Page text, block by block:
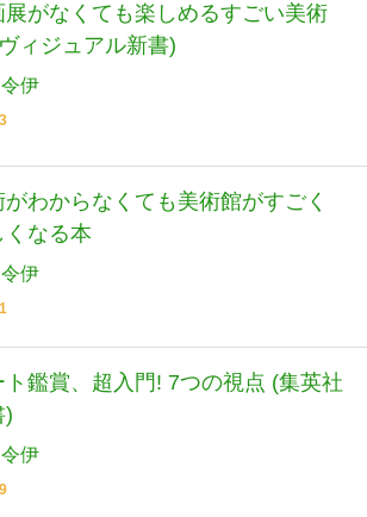
展がなくても楽しめるすごい美術
ィジュアル新書)
伊
がわからなくても美術館がすごく
くなる本
伊
ト鑑賞、超入門! 7つの視点 (集英社
)
伊